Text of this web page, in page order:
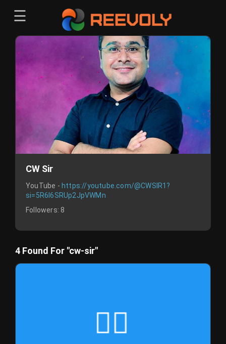
Sign in Register
Menu
Sign-in
Register
☰
CW Sir
YouTube - https://youtube.com/@CWSIR1?
si=5R6l6SRUp2JpVWMn
Followers: 8
4 Found For "cw-sir"